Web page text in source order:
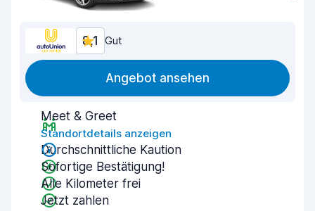
8,1 Gut
Angebot ansehen
Meet & Greet
Standortdetails anzeigen
Durchschnittliche Kaution
Sofortige Bestätigung!
Alle Kilometer frei
Jetzt zahlen